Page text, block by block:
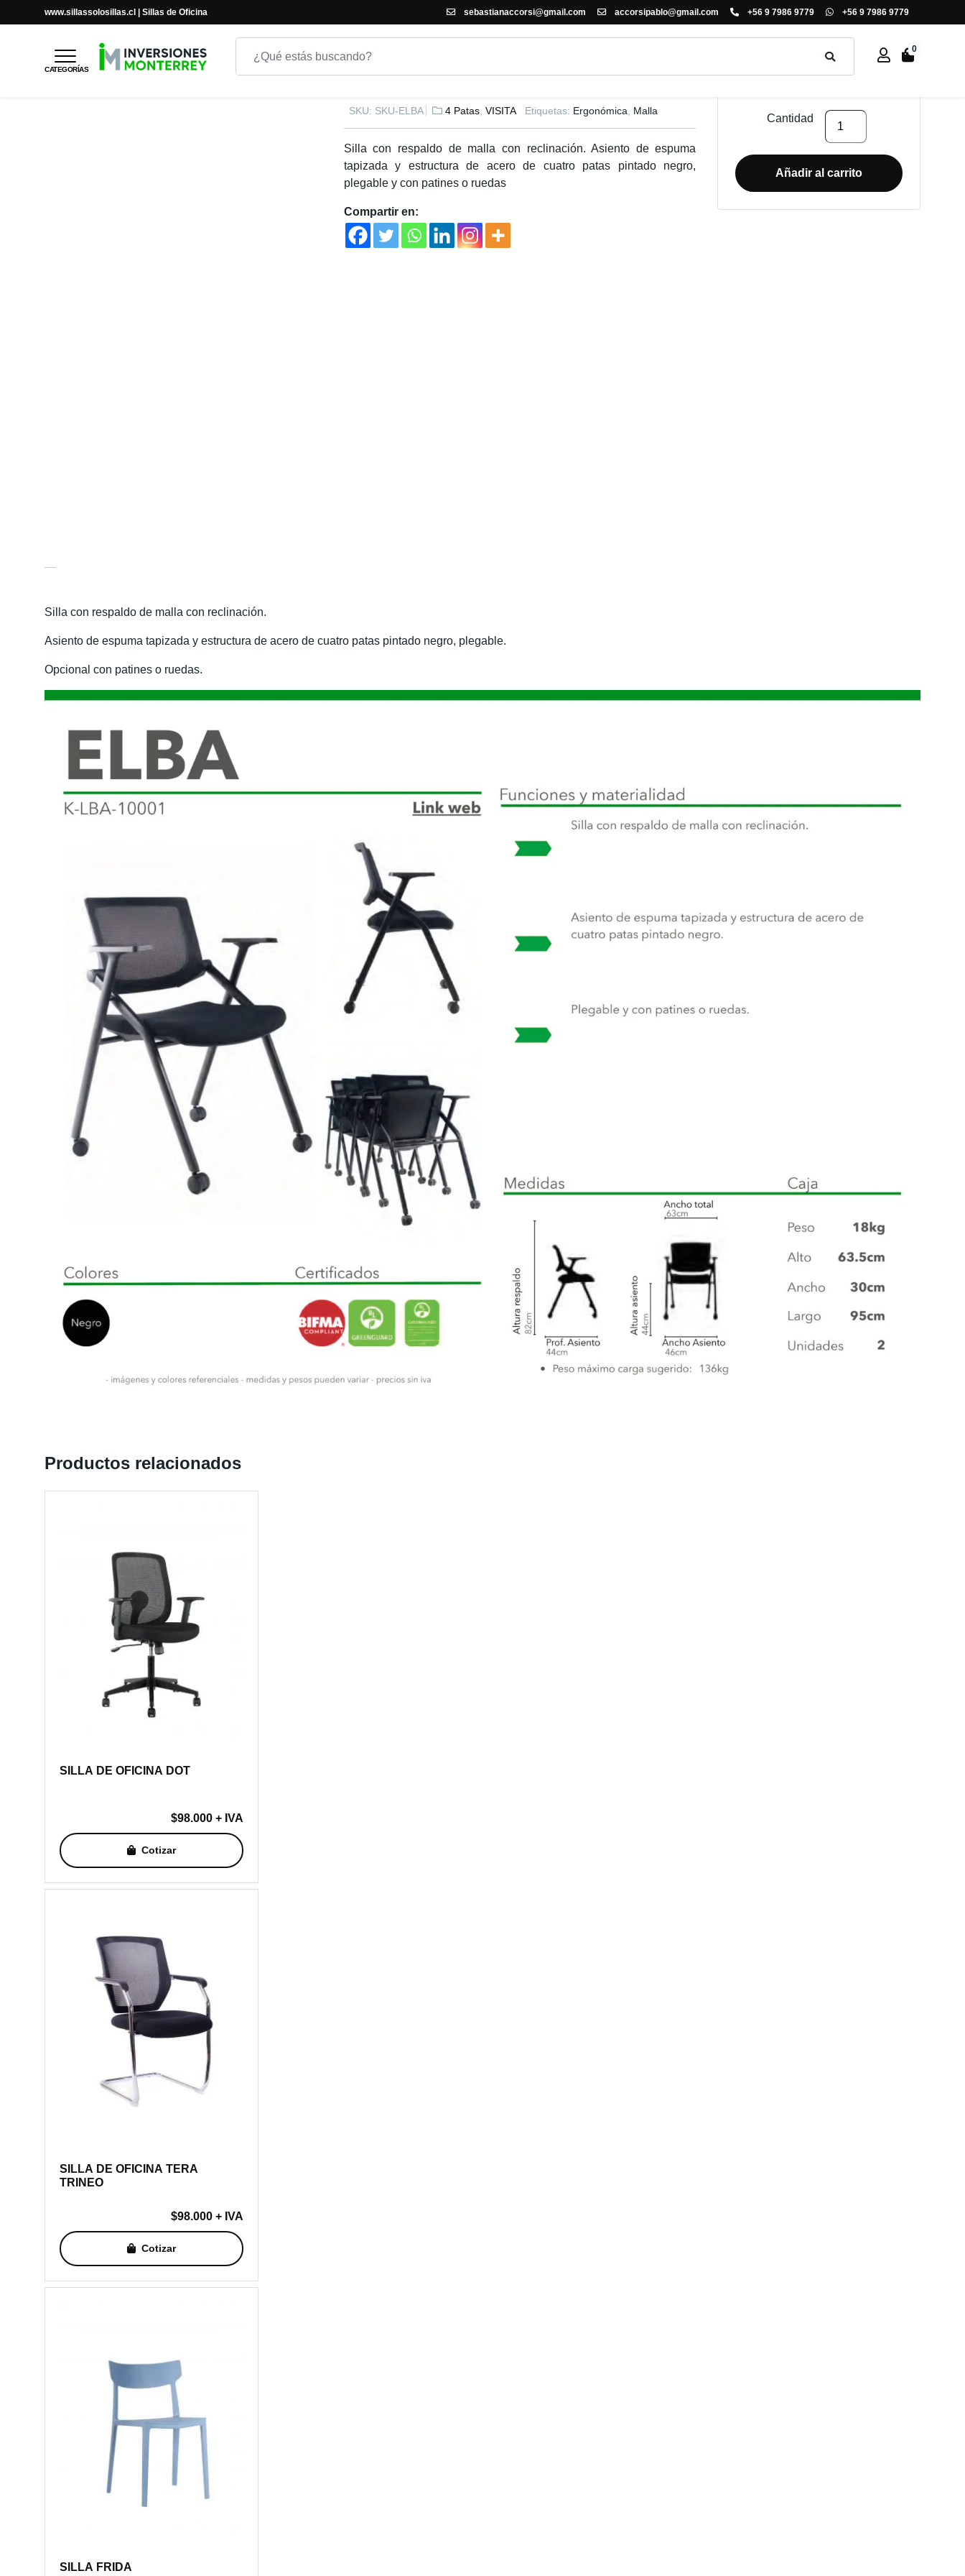
www.sillassolosillas.cl | Sillas de Oficina sebastianaccorsi@gmail.com accorsipablo@gmail.com +56 9 7986 9779 +56 9 7986 9779
CATEGORÍAS
0
SILLA DE OFICINA ELBA
SKU: SKU-ELBA 4 Patas, VISITA Etiquetas: Ergonómica Malla
Silla con respaldo de malla con reclinación. Asiento de espuma
tapizada y estructura de acero de cuatro patas pintado negro,
plegable y con patines o ruedas
Compartir en:
Cantidad
SILLA
OFICINA
ELBA
Añadir al carrito
Silla con respaldo de malla con reclinación.
Asiento de espuma tapizada y estructura de acero de cuatro patas pintado negro, plegable.
Opcional con patines o ruedas.
Productos relacionados
SILLA DE OFICINA DOT
$98.000+ IVA
Cotizar
SILLA DE OFICINA TERA
TRINEO
$98.000+ IVA
Cotizar
SILLA FRIDA